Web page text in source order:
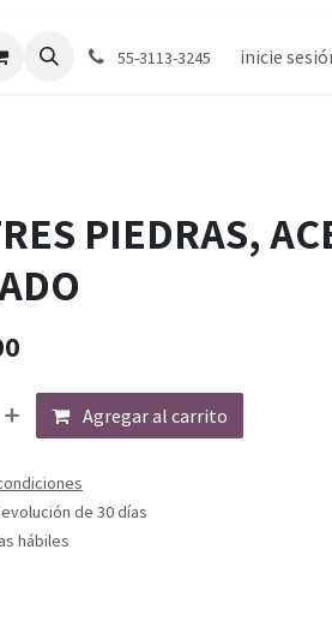
55-3113-3245 inicie
PIEDRAS,
Agregar al carrito
de 30 días
hábiles